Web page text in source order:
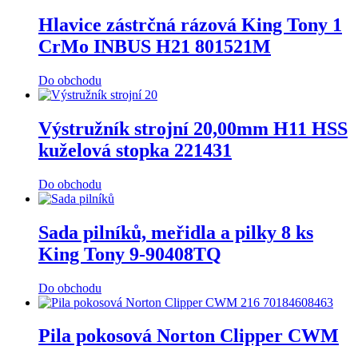
Hlavice zástrčná rázová King Tony 1
CrMo INBUS H21 801521M
Do obchodu
Výstružník strojní 20,00mm H11 HSS
kuželová stopka 221431
Do obchodu
Sada pilníků, meřidla a pilky 8 ks
King Tony 9-90408TQ
Do obchodu
Pila pokosová Norton Clipper CWM